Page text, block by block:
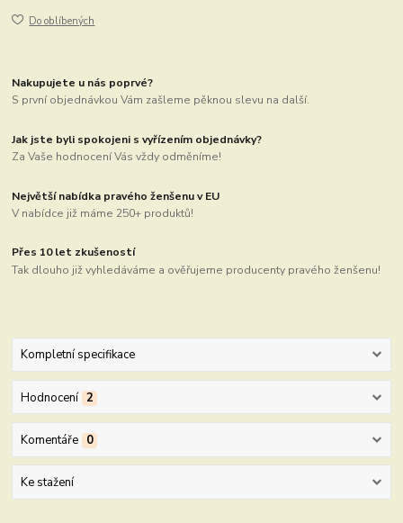
Do oblíbených
Nakupujete u nás poprvé?
S první objednávkou Vám zašleme pěknou slevu na další.
Jak jste byli spokojeni s vyřízením objednávky?
Za Vaše hodnocení Vás vždy odměníme!
Největší nabídka pravého ženšenu v EU
V nabídce již máme 250+ produktů!
Přes 10 let zkušeností
Tak dlouho již vyhledáváme a ověřujeme producenty pravého ženšenu!
Kompletní specifikace
Hodnocení 2
Komentáře 0
Ke stažení